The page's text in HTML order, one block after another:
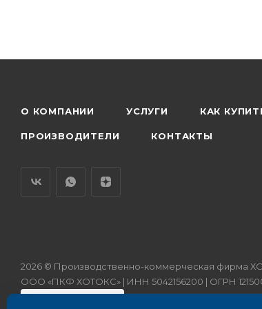
О КОМПАНИИ УСЛУГИ КАК
ПРОИЗВОДИТЕЛИ КОНТАКТЫ
2026 © Производственно-коммерческая фирма
ООО «ПКФ ХОТОКС» | ИНН 5042156200 | ОГРН